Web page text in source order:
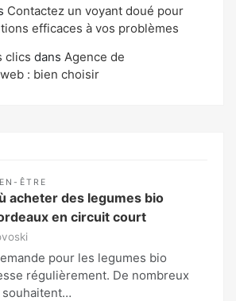
Contactez un voyant doué pour
efficaces à vos problèmes
clics dans Agence de
: bien choisir
ÊTRE
acheter des legumes bio
en circuit court
pour les legumes bio
régulièrement. De nombreux
souhaitent…